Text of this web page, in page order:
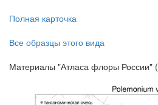
Полная карточка
Все образцы этого вида
Материалы "Атласа флоры России" (